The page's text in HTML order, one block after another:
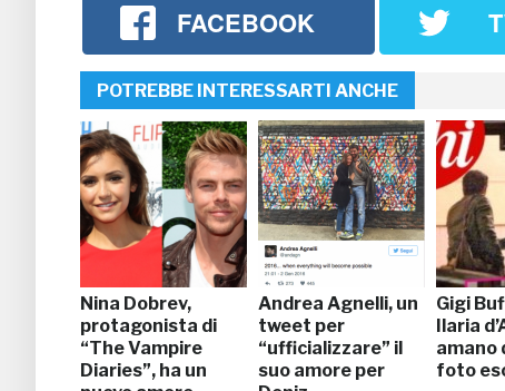
FACEBOOK
POTREBBE INTERESSARTI ANCHE
Nina Dobrev,
protagonista di
“The Vampire
Diaries”, ha un
Andrea Agnelli, un
tweet per
“ufficializzare” il
suo amore per
Gigi
Ilaria
amano
foto